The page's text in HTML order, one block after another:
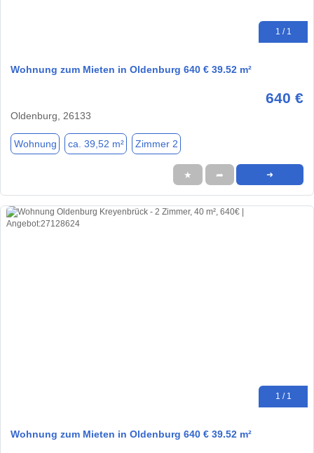
1 / 1
Wohnung zum Mieten in Oldenburg 640 € 39.52 m²
640 €
Oldenburg, 26133
Wohnung ca. 39,52 m² Zimmer 2
★ ➦ ➜
1 / 1
Wohnung zum Mieten in Oldenburg 640 € 39.52 m²